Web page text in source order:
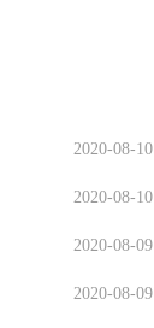
2020-08-10
2020-08-10
2020-08-09
2020-08-09